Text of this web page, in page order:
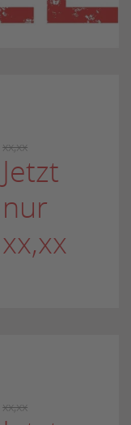
xx,xx
Jetzt
nur
xx,xx
xx,xx